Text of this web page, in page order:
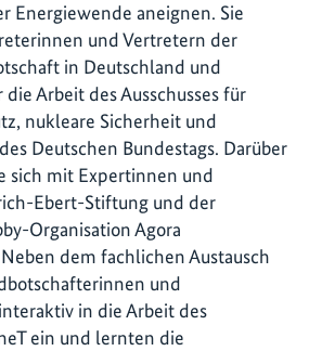
Energiewende aneignen. Sie
und Vertretern der
in Deutschland und
Arbeit des Ausschusses für
nukleare Sicherheit und
Deutschen Bundestags. Darüber
sich mit Expertinnen und
Ebert-Stiftung und der
Organisation Agora
dem fachlichen Austausch
und
in die Arbeit des
ein und lernten die